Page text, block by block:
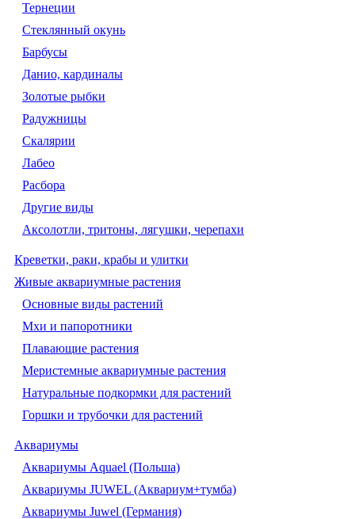
Тернеции
Стеклянный окунь
Барбусы
Данио, кардиналы
Золотые рыбки
Радужницы
Скалярии
Лабео
Расбора
Другие виды
Аксолотли, тритоны, лягушки, черепахи
Креветки, раки, крабы и улитки
Живые аквариумные растения
Основные виды растений
Мхи и папоротники
Плавающие растения
Меристемные аквариумные растения
Натуральные подкормки для растений
Горшки и трубочки для растений
Аквариумы
Аквариумы Aquael (Польша)
Аквариумы JUWEL (Аквариум+тумба)
Аквариумы Juwel (Германия)